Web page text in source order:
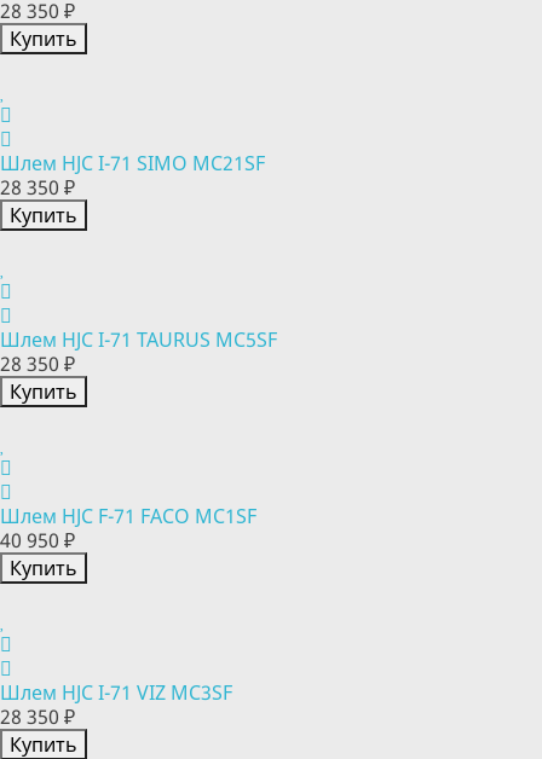
28 350 ₽
Купить
Шлем HJC I-71 SIMO MC21SF
28 350 ₽
Купить
Шлем HJC I-71 TAURUS MC5SF
28 350 ₽
Купить
Шлем HJC F-71 FACO MC1SF
40 950 ₽
Купить
Шлем HJC I-71 VIZ MC3SF
28 350 ₽
Купить